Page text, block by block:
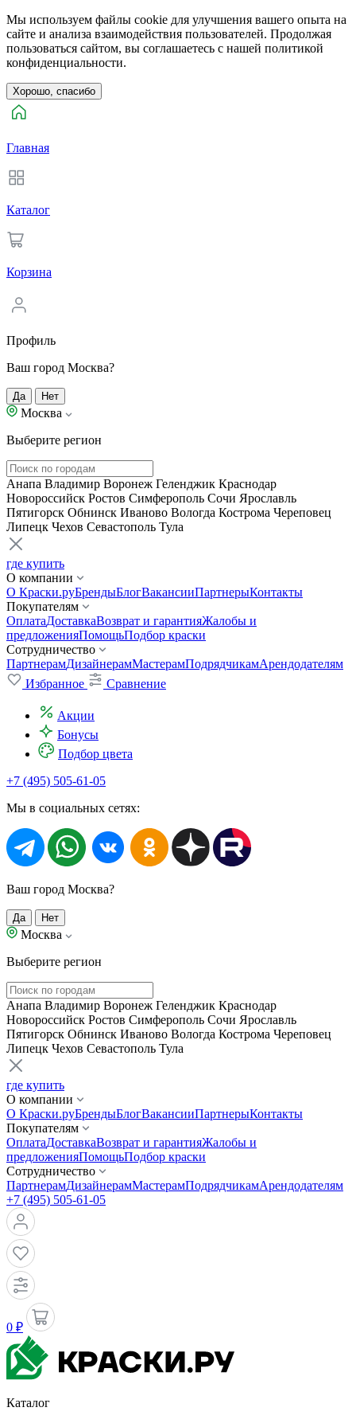
Мы используем файлы cookie для улучшения вашего опыта на
сайте и анализа взаимодействия пользователей. Продолжая
пользоваться сайтом, вы соглашаетесь с нашей политикой
конфиденциальности.
Хорошо, спасибо
Главная
Каталог
Корзина
Профиль
Ваш город Москва?
Да Нет
Москва
Выберите регион
Анапа Владимир Воронеж Геленджик Краснодар
Новороссийск Ростов Симферополь Сочи Ярославль
Пятигорск Обнинск Иваново Вологда Кострома Череповец
Липецк Чехов Севастополь Тула
где купить
О компании
О Краски.руБрендыБлогВакансииПартнерыКонтакты
Покупателям
ОплатаДоставкаВозврат и гарантияЖалобы и
предложенияПомощьПодбор краски
Сотрудничество
ПартнерамДизайнерамМастерамПодрядчикамАрендодателям
Избранное
Сравнение
Акции
Бонусы
Подбор цвета
+7 (495) 505-61-05
Мы в социальных сетях:
Ваш город Москва?
Да Нет
Москва
Выберите регион
Анапа Владимир Воронеж Геленджик Краснодар
Новороссийск Ростов Симферополь Сочи Ярославль
Пятигорск Обнинск Иваново Вологда Кострома Череповец
Липецк Чехов Севастополь Тула
где купить
О компании
О Краски.руБрендыБлогВакансииПартнерыКонтакты
Покупателям
ОплатаДоставкаВозврат и гарантияЖалобы и
предложенияПомощьПодбор краски
Сотрудничество
ПартнерамДизайнерамМастерамПодрядчикамАрендодателям
+7 (495) 505-61-05
0 ₽
Каталог